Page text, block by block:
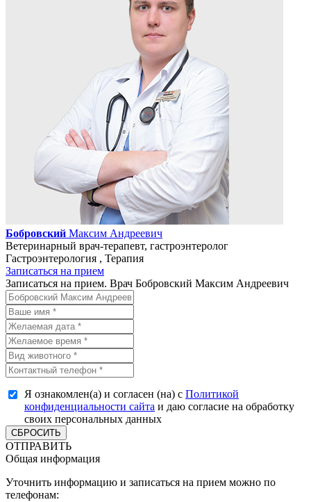
Бобровский Максим Андреевич
Ветеринарный врач-терапевт, гастроэнтеролог
Гастроэнтерология , Терапия
Записаться на прием
Записаться на прием. Врач Бобровский Максим Андреевич
Я ознакомлен(а) и согласен (на) с Политикой
конфиденциальности сайта и даю согласие на обработку
своих персональных данных
СБРОСИТЬ
ОТПРАВИТЬ
Общая информация
Уточнить информацию и записаться на прием можно по
телефонам: